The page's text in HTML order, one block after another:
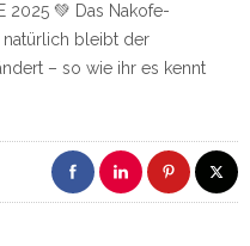
2025 💚 Das Nakofe-
bleibt der
– so wie ihr es kennt